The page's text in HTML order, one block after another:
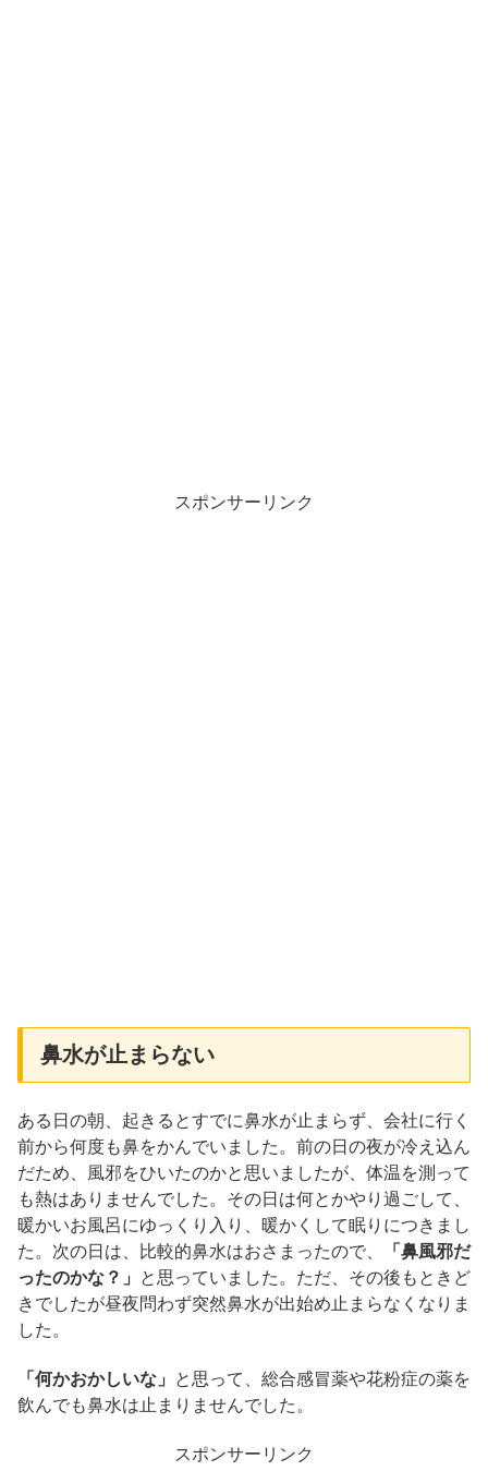
スポンサーリンク
鼻水が止まらない
ある日の朝、起きるとすでに鼻水が止まらず、会社に行く
前から何度も鼻をかんでいました。前の日の夜が冷え込ん
だため、風邪をひいたのかと思いましたが、体温を測って
も熱はありませんでした。その日は何とかやり過ごして、
暖かいお風呂にゆっくり入り、暖かくして眠りにつきまし
た。次の日は、比較的鼻水はおさまったので、
「鼻風邪だ
ったのかな？」
と思っていました。ただ、その後もときど
きでしたが昼夜問わず突然鼻水が出始め止まらなくなりま
した。
「何かおかしいな」
と思って、総合感冒薬や花粉症の薬を
飲んでも鼻水は止まりませんでした。
スポンサーリンク